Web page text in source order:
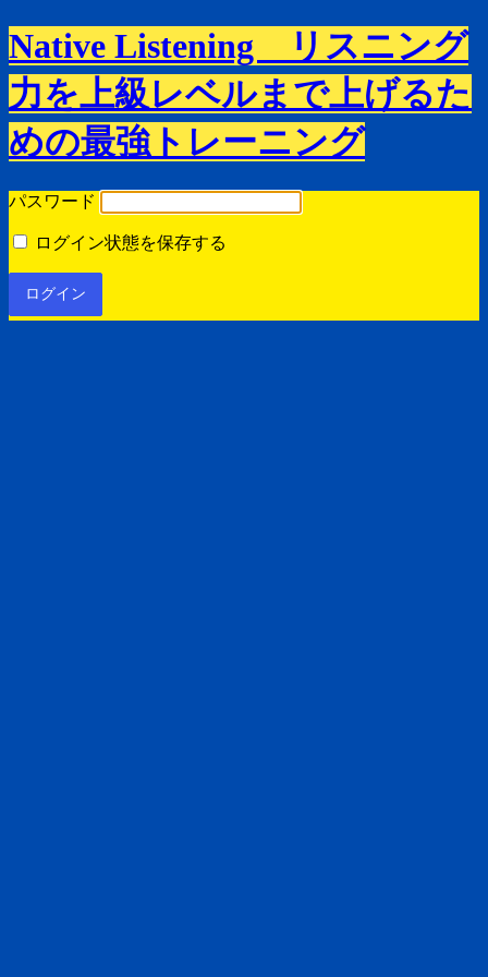
Native Listening リスニング
力を上級レベルまで上げるた
めの最強トレーニング
パスワード
ログイン状態を保存する